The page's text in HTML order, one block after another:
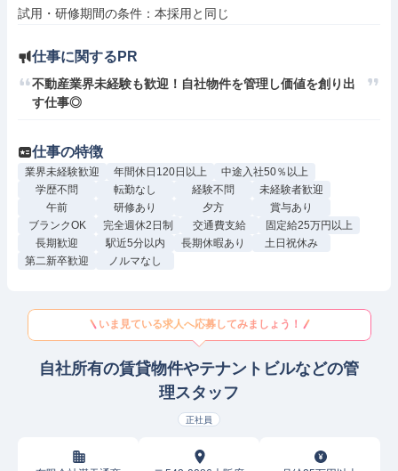
仕事に関するPR
不動産業界未経験も歓迎！自社物件を管理し価値を創り出
す仕事◎
仕事の特徴
業界未経験歓迎 年間休日120日以上
中途入社50％以上
学歴不問
転勤なし 経験不問
未経験者歓迎
午前
研修あり 夕方
賞与あり
ブランクOK
完全週休2日制 交通費支給
固定給25万円以上
長期歓迎
駅近5分以内 長期休暇あり
土日祝休み
第二新卒歓迎
ノルマなし
いま見ている求人へ応募してみましょう！
自社所有の賃貸物件やテナントビルなどの管
理スタッフ
正社員